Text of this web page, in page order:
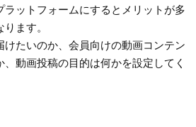
ットフォームにするとメリットが多
ます。
たいのか、会員向けの動画コンテン
動画投稿の目的は何かを設定してく